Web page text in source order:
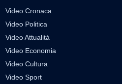
Video Cronaca
Video Politica
Video Attualità
Video Economia
Video Cultura
Video Sport